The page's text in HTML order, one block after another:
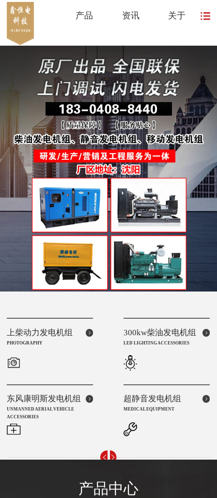
产品 资讯 关于
上柴动力发电机组
PHOTOGRAPHY
300kw柴油发电机组
LED LIGHTING ACCESSORIES
东风康明斯发电机组
UNMANNED AERIAL VEHICLE
ACCESSORIES
超静音发电机组
MEDICAL EQUIPMENT
产品中心